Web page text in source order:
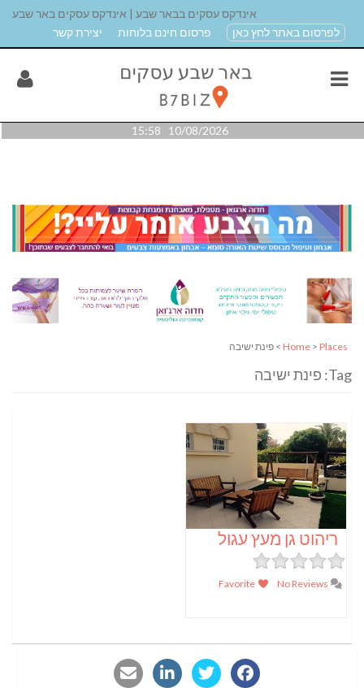
אינדקס עסקים בבאר שבע | אינדקס עסקים באר שבע
לפרסום באתר לחץ כאן
פרסום חינם בלוחות יצירת קשר
10/08/2026 15:58
Home > Places > פינת ישיבה
Tag: פינת ישיבה
ריהוט גן מעץ עגול